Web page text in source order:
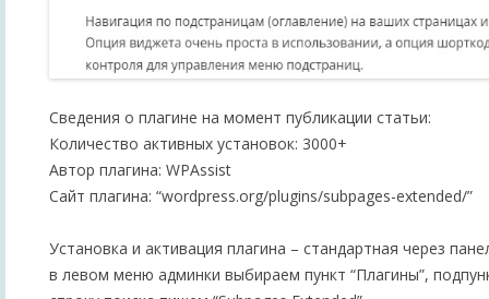
Сведения о плагине на момент публикации статьи:
Количество активных установок: 3000+
Автор плагина: WPAssist
Сайт плагина: “wordpress.org/plugins/subpages-extended/”
Установка и активация плагина – стандартная через
в левом меню админки выбираем пункт “Плагины”,